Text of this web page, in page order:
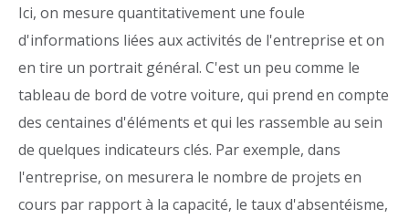
Ici, on mesure quantitativement une foule
d'informations liées aux activités de l'entreprise et on
en tire un portrait général. C'est un peu comme le
tableau de bord de votre voiture, qui prend en compte
des centaines d'éléments et qui les rassemble au sein
de quelques indicateurs clés. Par exemple, dans
l'entreprise, on mesurera le nombre de projets en
cours par rapport à la capacité, le taux d'absentéisme,